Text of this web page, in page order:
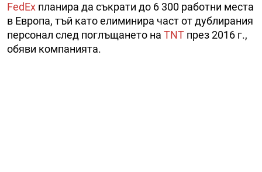
FedEx планира да съкрати до 6 300 работни места
в Европа, тъй като елиминира част от дублирания
персонал след поглъщането на TNT през 2016 г.,
обяви компанията.